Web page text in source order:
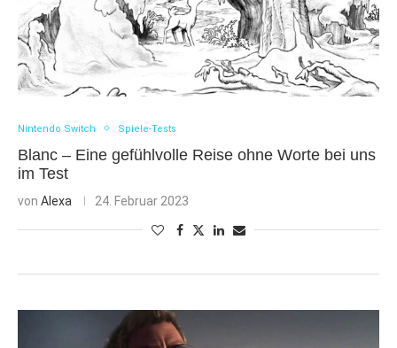
Nintendo Switch Spiele-Tests
Blanc – Eine gefühlvolle Reise ohne Worte bei uns
im Test
von Alexa 24. Februar 2023